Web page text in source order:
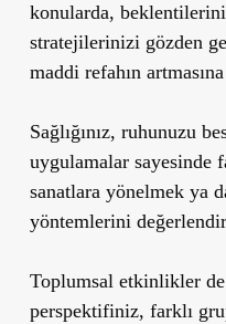
konularda,
stratejilerinizi gözden
maddi refahın
Sağlığınız, ruhunuzu
uygulamalar sayesinde
sanatlara yönelmek ya
yöntemlerini
Toplumsal etkinlikler
perspektifiniz, farklı